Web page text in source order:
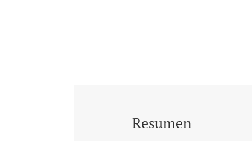
Resumen